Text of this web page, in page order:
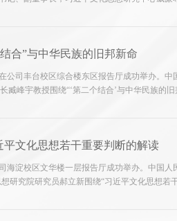
合”与中华民族的旧邦新命
司丰台校区综合楼东区报告厅成功举办。中
峰宇教授围绕“‘第二个结合’与中华民族的旧
平文化思想若干重要判断的解读
海淀校区文华楼一层报告厅成功举办。中国
研究院研究员郝立新围绕“习近平文化思想若